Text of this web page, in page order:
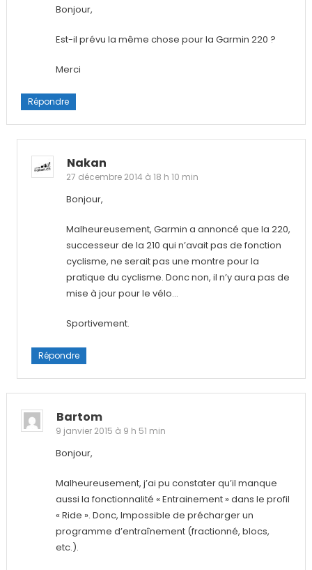
Bonjour,
Est-il prévu la même chose pour la Garmin 220 ?
Merci
Répondre
Nakan
27 décembre 2014 à 18 h 10 min
Bonjour,
Malheureusement, Garmin a annoncé que la 220,
successeur de la 210 qui n’avait pas de fonction
cyclisme, ne serait pas une montre pour la
pratique du cyclisme. Donc non, il n’y aura pas de
mise à jour pour le vélo…
Sportivement.
Répondre
Bartom
9 janvier 2015 à 9 h 51 min
Bonjour,
Malheureusement, j’ai pu constater qu’il manque
aussi la fonctionnalité « Entrainement » dans le profil
« Ride ». Donc, Impossible de précharger un
programme d’entraînement (fractionné, blocs,
etc.).